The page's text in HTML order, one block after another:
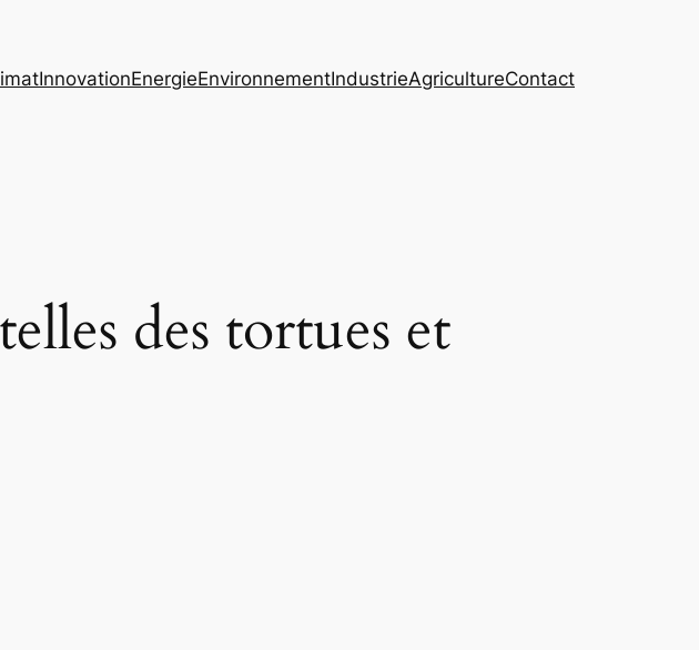
InnovationEnergieEnvironnementIndustrieAgricultureContact
des tortues et